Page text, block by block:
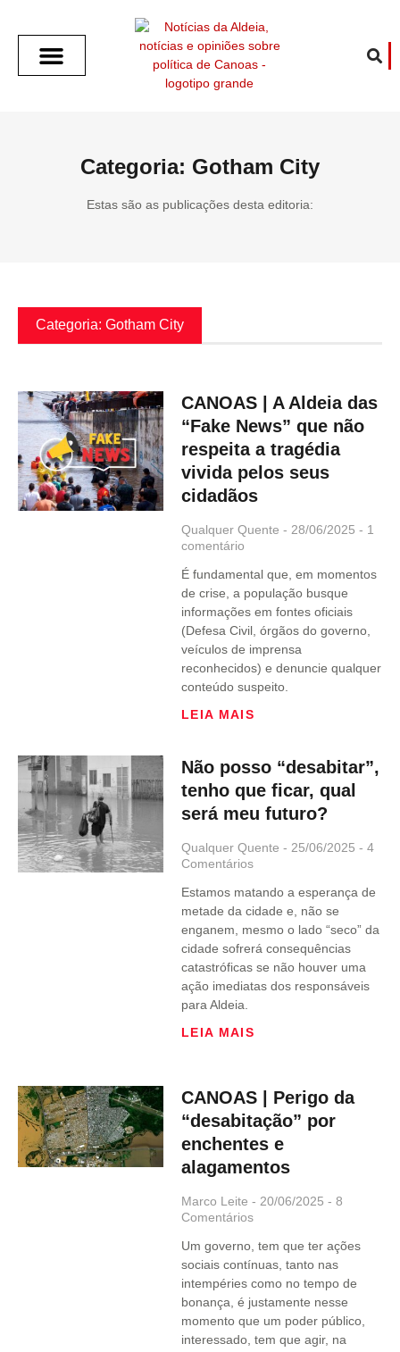
Categoria: Gotham City
Estas são as publicações desta editoria:
Categoria: Gotham City
CANOAS | A Aldeia das
“Fake News” que não
respeita a tragédia
vivida pelos seus
cidadãos
Qualquer Quente 28/06/2025
1
comentário
É fundamental que, em momentos
de crise, a população busque
informações em fontes oficiais
(Defesa Civil, órgãos do governo,
veículos de imprensa
reconhecidos) e denuncie qualquer
conteúdo suspeito.
LEIA MAIS
Não posso “desabitar”,
tenho que ficar, qual
será meu futuro?
Qualquer Quente 25/06/2025 4
Comentários
Estamos matando a esperança de
metade da cidade e, não se
enganem, mesmo o lado “seco” da
cidade sofrerá consequências
catastróficas se não houver uma
ação imediatas dos responsáveis
para Aldeia.
LEIA MAIS
CANOAS | Perigo da
“desabitação” por
enchentes e
alagamentos
Marco Leite 20/06/2025 8
Comentários
Um governo, tem que ter ações
sociais contínuas, tanto nas
intempéries como no tempo de
bonança, é justamente nesse
momento que um poder público,
interessado, tem que agir, na